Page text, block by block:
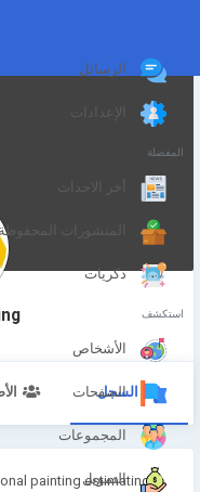
الرسائل
الإعدادات
المفضلة
أخر الاحداث
المنشورات
ذكريات
استكشف
الأشخاص
الصفحات
المجموعات
التمويل
السجل
painting estimating